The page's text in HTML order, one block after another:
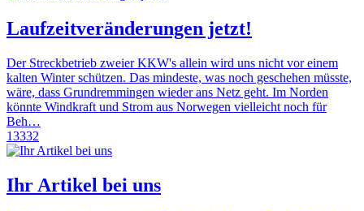
Laufzeitveränderungen jetzt!
Der Streckbetrieb zweier KKW's allein wird uns nicht vor einem
kalten Winter schützen. Das mindeste, was noch geschehen müsste,
wäre, dass Grundremmingen wieder ans Netz geht. Im Norden
könnte Windkraft und Strom aus Norwegen vielleicht noch für
Beh…
13332
Ihr Artikel bei uns